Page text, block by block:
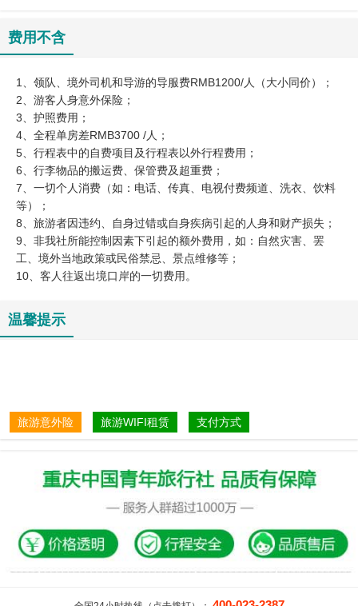
费用不含
1、领队、境外司机和导游的导服费RMB1200/人（大小同价）；
2、游客人身意外保险；
3、护照费用；
4、全程单房差RMB3700 /人；
5、行程表中的自费项目及行程表以外行程费用；
6、行李物品的搬运费、保管费及超重费；
7、一切个人消费（如：电话、传真、电视付费频道、洗衣、饮料
等）；
8、旅游者因违约、自身过错或自身疾病引起的人身和财产损失；
9、非我社所能控制因素下引起的额外费用，如：自然灾害、罢
工、境外当地政策或民俗禁忌、景点维修等；
10、客人往返出境口岸的一切费用。
温馨提示
旅游意外险 旅游WIFI租赁 支付方式